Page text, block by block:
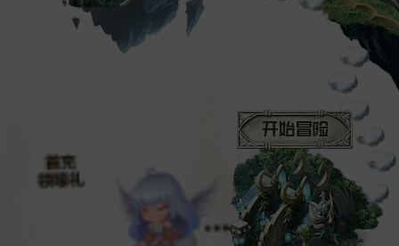
选择职业